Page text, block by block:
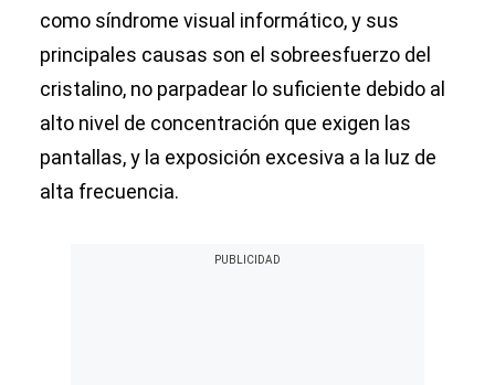
como síndrome visual informático, y sus
principales causas son el sobreesfuerzo del
cristalino, no parpadear lo suficiente debido al
alto nivel de concentración que exigen las
pantallas, y la exposición excesiva a la luz de
alta frecuencia.